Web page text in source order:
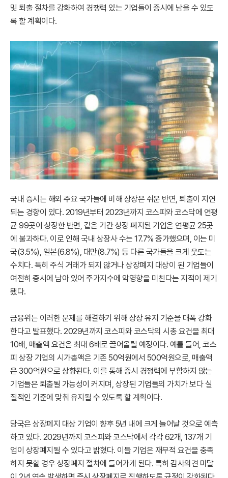
및 퇴출 절차를 강화하여 경쟁력 있는 기업들이 증시에 남을 수 있도
록 할 계획이다.
국내 증시는 해외 주요 국가들에 비해 상장은 쉬운 반면, 퇴출이 지연
되는 경향이 있다. 2019년부터 2023년까지 코스피와 코스닥에 연평
균 99곳이 상장한 반면, 같은 기간 상장 폐지된 기업은 연평균 25곳
에 불과하다. 이로 인해 국내 상장사 수는 17.7% 증가했으며, 이는 미
국(3.5%), 일본(6.8%), 대만(8.7%) 등 다른 국가들을 크게 웃도는
수치다. 특히 주식 거래가 되지 않거나 상장폐지 대상이 된 기업들이
여전히 증시에 남아 있어 주가지수에 악영향을 미친다는 지적이 제기
됐다.
금융위는 이러한 문제를 해결하기 위해 상장 유지 기준을 대폭 강화
한다고 발표했다. 2029년까지 코스피와 코스닥의 시총 요건을 최대
10배, 매출액 요건은 최대 6배로 끌어올릴 예정이다. 예를 들어, 코스
피 상장 기업의 시가총액은 기존 50억원에서 500억원으로, 매출액
은 300억원으로 상향된다. 이를 통해 증시 경쟁력에 부합하지 않는
기업들은 퇴출될 가능성이 커지며, 상장된 기업들의 가치가 보다 실
질적인 기준에 맞춰 유지될 수 있도록 할 계획이다.
당국은 상장폐지 대상 기업이 향후 5년 내에 크게 늘어날 것으로 예측
하고 있다. 2029년까지 코스피와 코스닥에서 각각 62개, 137개 기
업이 상장폐지될 수 있다고 밝혔다. 이들 기업은 재무적 요건을 충족
하지 못할 경우 상장폐지 절차에 들어가게 된다. 특히 감사의견 미달